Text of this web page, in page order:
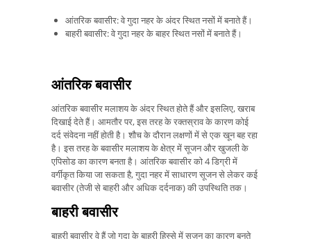
आंतरिक बवासीर: वे गुदा नहर के अंदर स्थित नसों में बनाते हैं।
बाहरी बवासीर: वे गुदा नहर के बाहर स्थित नसों में बनाते हैं।
आंतरिक बवासीर
आंतरिक बवासीर मलाशय के अंदर स्थित होते हैं और इसलिए, खराब
दिखाई देते हैं। आमतौर पर, इस तरह के रक्तस्राव के कारण कोई
दर्द संवेदना नहीं होती है। शौच के दौरान लक्षणों में से एक खून बह रहा
है। इस तरह के बवासीर मलाशय के क्षेत्र में सूजन और खुजली के
एपिसोड का कारण बनता है। आंतरिक बवासीर को 4 डिग्री में
वर्गीकृत किया जा सकता है, गुदा नहर में साधारण सूजन से लेकर कई
बवासीर (तेजी से बाहरी और अधिक दर्दनाक) की उपस्थिति तक।
बाहरी बवासीर
बाहरी बवासीर वे हैं जो गुदा के बाहरी हिस्से में सूजन का कारण बनते